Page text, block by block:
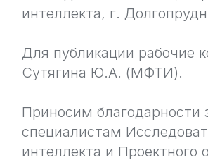
интеллекта, г.
Для публикации рабочие
Сутягина Ю.А. (МФТИ).
Приносим благодарности
специалистам
интеллекта и Проектного